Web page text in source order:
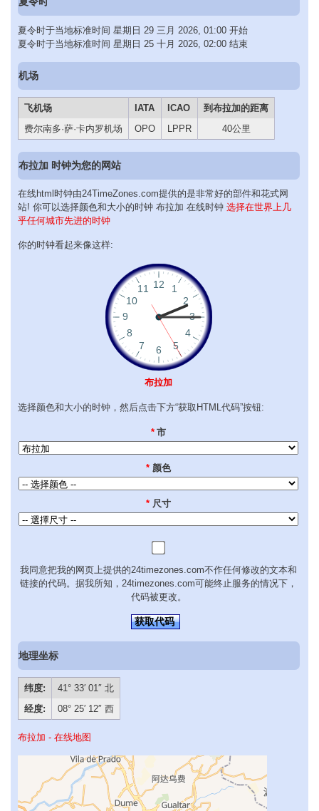
夏令时于当地标准时间 星期日 29 三月 2026, 01:00 开始
夏令时于当地标准时间 星期日 25 十月 2026, 02:00 结束
机场
飞机场 IATA ICAO
到布拉加的距离
费尔南多·萨·卡内罗机场
OPO LPPR 40公里
布拉加 时钟为您的网站
在线html时钟由24TimeZones.com提供的是非常好的部件和花式网
站! 你可以选择颜色和大小的时钟 布拉加 在线时钟 选择在世界上几
乎任何城市先进的时钟
你的时钟看起来像这样:
布拉加
选择颜色和大小的时钟，然后点击下方“获取HTML代码”按钮:
* 市
* 颜色
* 尺寸
我同意把我的网页上提供的24timezones.com不作任何修改的文本和
链接的代码。据我所知，24timezones.com可能终止服务的情况下，
代码被更改。
获取代码
地理坐标
纬度:
41° 33′ 01″ 北
经度:
08° 25′ 12″ 西
布拉加 - 在线地图